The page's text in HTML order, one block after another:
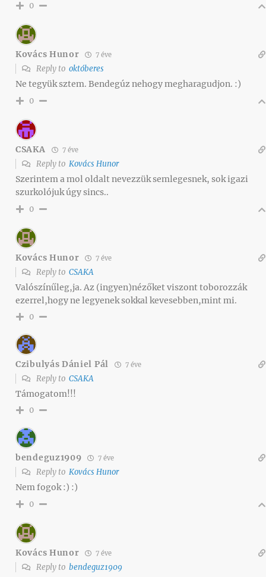
0
Kovács Hunor 7 éve
Reply to októberes
Ne tegyük sztem. Bendegúz nehogy megharagudjon. :)
0
CSAKA 7 éve
Reply to Kovács Hunor
Szerintem a mol oldalt nevezzük semlegesnek, sok igazi
szurkolójuk úgy sincs..
0
Kovács Hunor 7 éve
Reply to CSAKA
Valószínűleg,ja. Az (ingyen)nézőket viszont toborozzák
ezerrel,hogy ne legyenek sokkal kevesebben,mint mi.
0
Czibulyás Dániel Pál 7 éve
Reply to CSAKA
Támogatom!!!
0
bendeguz1909 7 éve
Reply to Kovács Hunor
Nem fogok :) :)
0
Kovács Hunor 7 éve
Reply to bendeguz1909